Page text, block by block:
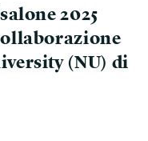
2025
(NU) di